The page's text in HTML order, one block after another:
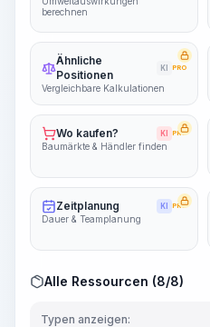
berechnen
Ähnliche
Positionen
KI PRO
Vergleichbare Kalkulationen
Wo kaufen? KI PRO
Baumärkte & Händler finden
Zeitplanung KI PRO
Dauer & Teamplanung
Alle Ressourcen (8/8)
Typen anzeigen: